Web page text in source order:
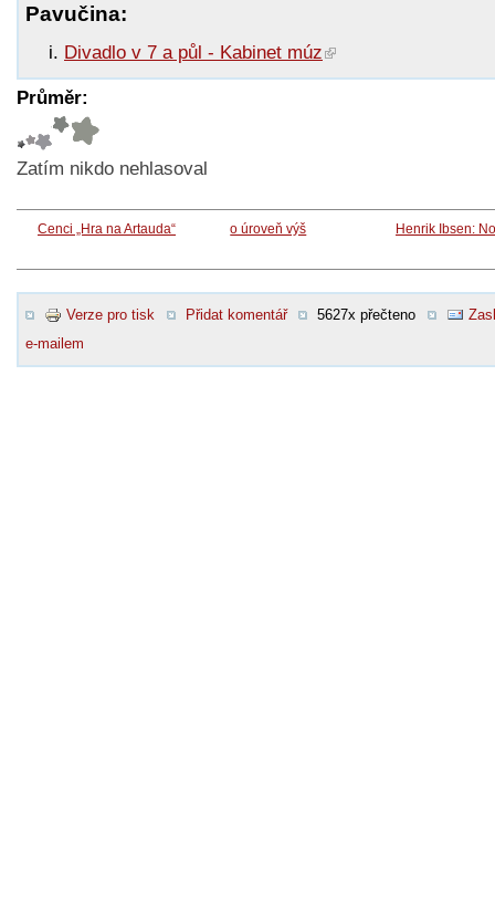
Pavučina:
Divadlo v 7 a půl - Kabinet múz
Průměr:
Zatím nikdo nehlasoval
Cenci „Hra na Artauda“ o úroveň výš Henrik Ibsen:
Verze pro tisk Přidat komentář 5627x přečteno
e-mailem